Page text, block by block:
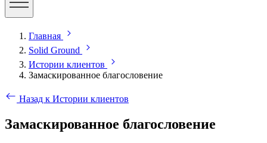
Главная
Solid Ground
Истории клиентов
Замаскированное благословение
Назад к Истории клиентов
Замаскированное благословение